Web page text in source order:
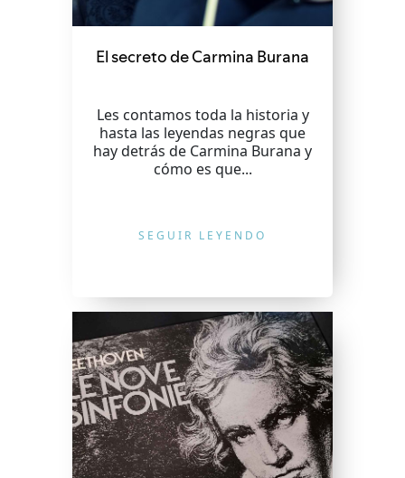
El secreto de Carmina Burana
Les contamos toda la historia y
hasta las leyendas negras que
hay detrás de Carmina Burana y
cómo es que...
SEGUIR LEYENDO